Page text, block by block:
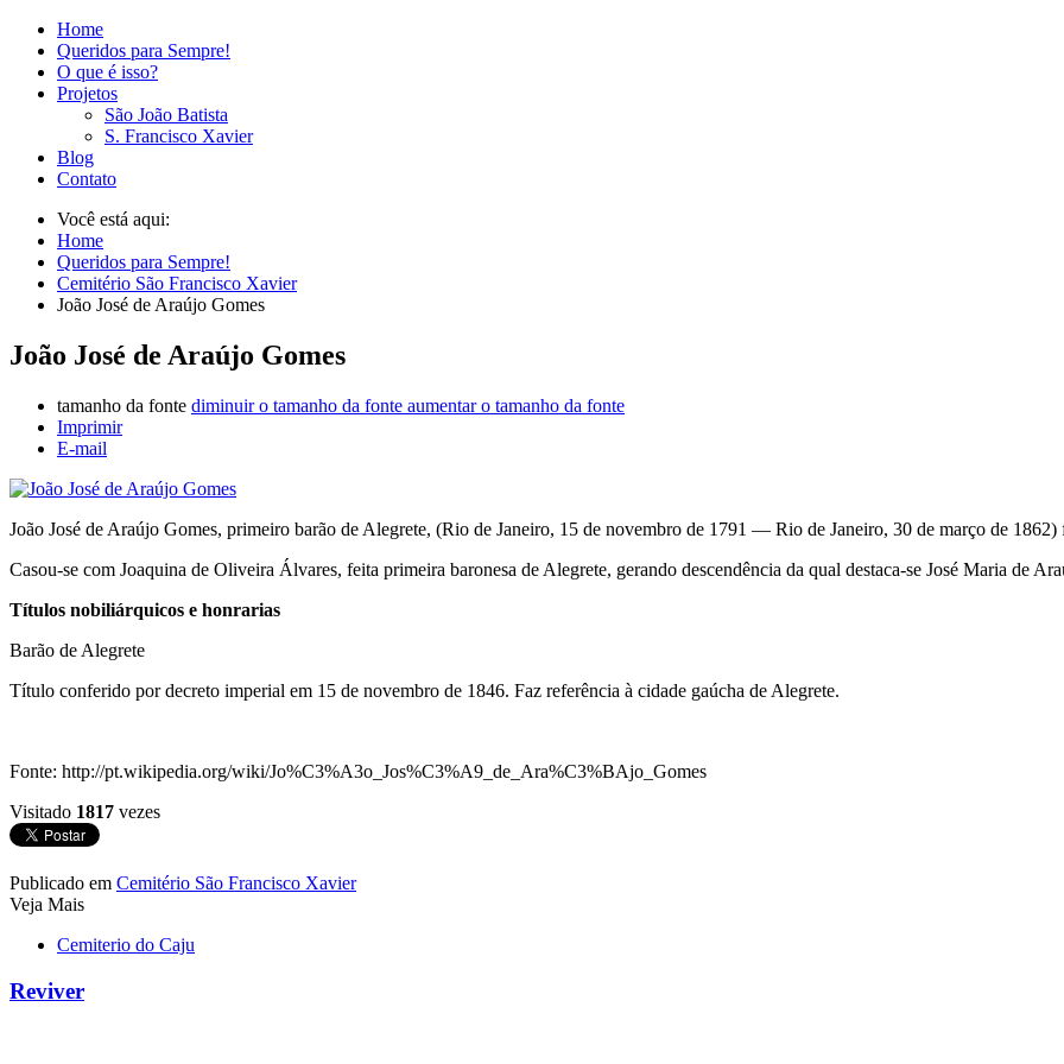
Home
Queridos para Sempre!
O que é isso?
Projetos
São João Batista
S. Francisco Xavier
Blog
Contato
Você está aqui:
Home
Queridos para Sempre!
Cemitério São Francisco Xavier
João José de Araújo Gomes
João José de Araújo Gomes
tamanho da fonte diminuir o tamanho da fonte aumentar o tamanho da fonte
Imprimir
E-mail
João José de Araújo Gomes, primeiro barão de Alegrete, (Rio de Janeiro, 15 de novembro de 1791 — Rio de Janeiro, 30 de março de
Casou-se com Joaquina de Oliveira Álvares, feita primeira baronesa de Alegrete, gerando descendência da qual destaca-se José Maria de
Títulos nobiliárquicos e honrarias
Barão de Alegrete
Título conferido por decreto imperial em 15 de novembro de 1846. Faz referência à cidade gaúcha de Alegrete.
Fonte: http://pt.wikipedia.org/wiki/Jo%C3%A3o_Jos%C3%A9_de_Ara%C3%BAjo_Gomes
Visitado 1817 vezes
Publicado em Cemitério São Francisco Xavier
Veja Mais
Cemiterio do Caju
Reviver